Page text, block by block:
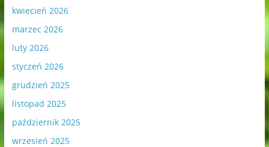
kwiecień 2026
marzec 2026
luty 2026
styczeń 2026
grudzień 2025
listopad 2025
październik 2025
wrzesień 2025